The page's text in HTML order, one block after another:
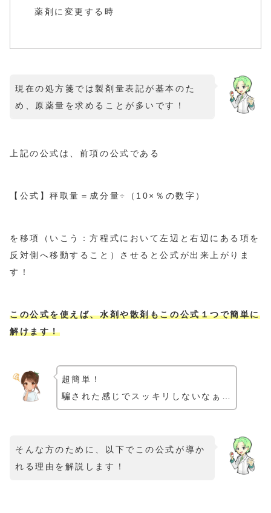
薬剤に変更する時
現在の処方箋では製剤量表記が基本のた
め、原薬量を求めることが多いです！
上記の公式は、前項の公式である
【公式】秤取量＝成分量÷（10×％の数字）
を移項（いこう：方程式において左辺と右辺にある項を
反対側へ移動すること）させると公式が出来上がりま
す！
この公式を使えば、水剤や散剤もこの公式１つで簡単に
解けます！
超簡単！
騙された感じでスッキリしないなぁ…
そんな方のために、以下でこの公式が導か
れる理由を解説します！